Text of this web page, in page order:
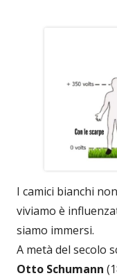
I camici bianchi
viviamo è
siamo immersi.
A metà del secolo
Otto Schumann